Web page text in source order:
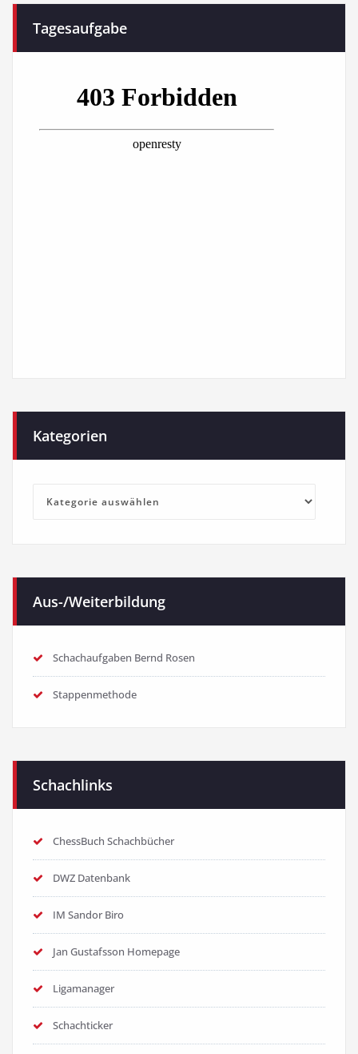
Tagesaufgabe
Kategorien
Kategorien
Aus-/Weiterbildung
Schachaufgaben Bernd Rosen
Stappenmethode
Schachlinks
ChessBuch Schachbücher
DWZ Datenbank
IM Sandor Biro
Jan Gustafsson Homepage
Ligamanager
Schachticker